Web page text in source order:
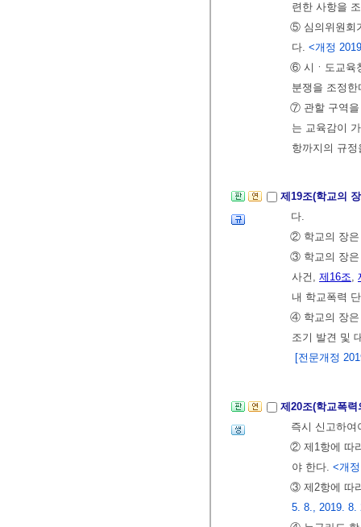
련한 사항을
⑤ 심의위원회
다. <개정
⑥ 시ㆍ도교육
분쟁을 조정
⑦ 관할 구역을
는 교육감이
항까지의 규
제19조(학교의
다.
② 학교의 장은
③ 학교의 장은
사건, 제16조,
내 학교폭력
④ 학교의 장은
조기 발견 및
[전문개정
제20조(학교폭
즉시 신고하여
② 제1항에 따
야 한다. <개
③ 제2항에 따
5. 8., 2019. 8.